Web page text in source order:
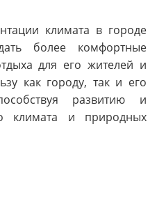
климата в городе
более комфортные
для его жителей и
как городу, так и его
развитию и
климата и природных